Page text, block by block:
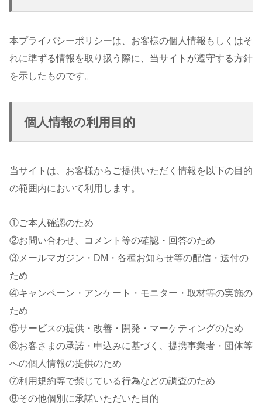
本プライバシーポリシーは、お客様の個人情報もしくはそ
れに準ずる情報を取り扱う際に、当サイトが遵守する方針
を示したものです。
個人情報の利用目的
当サイトは、お客様からご提供いただく情報を以下の目的
の範囲内において利用します。
①ご本人確認のため
②お問い合わせ、コメント等の確認・回答のため
③メールマガジン・DM・各種お知らせ等の配信・送付の
ため
④キャンペーン・アンケート・モニター・取材等の実施の
ため
⑤サービスの提供・改善・開発・マーケティングのため
⑥お客さまの承諾・申込みに基づく、提携事業者・団体等
への個人情報の提供のため
⑦利用規約等で禁じている行為などの調査のため
⑧その他個別に承諾いただいた目的